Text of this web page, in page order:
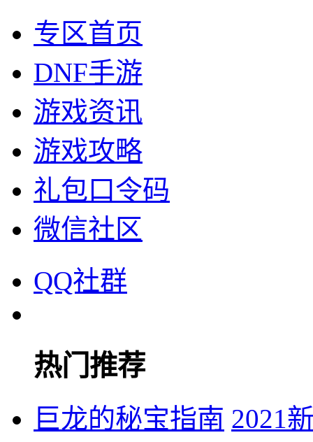
专区首页
DNF手游
游戏资讯
游戏攻略
礼包口令码
微信社区
QQ社群
热门推荐
巨龙的秘宝指南 2021